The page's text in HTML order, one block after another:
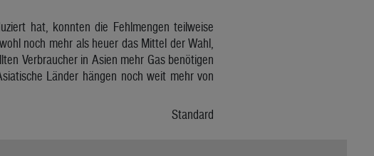
hat, konnten die Fehlmengen teilweise
noch mehr als heuer das Mittel der Wahl,
Verbraucher in Asien mehr Gas benötigen
Länder hängen noch weit mehr von
Standard